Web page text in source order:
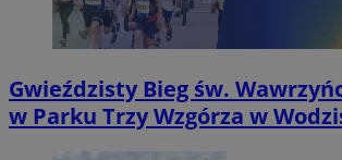
Gwieździsty Bieg św.
w Parku Trzy Wzgórza w